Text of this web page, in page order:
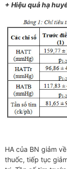
+ Hiệu quả hạ
HA của BN giảm
thuốc, tiếp tục